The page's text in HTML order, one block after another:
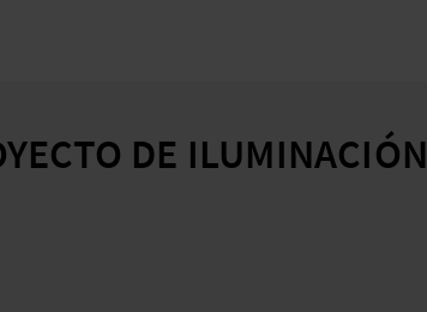
DE ILUMINACIÓN